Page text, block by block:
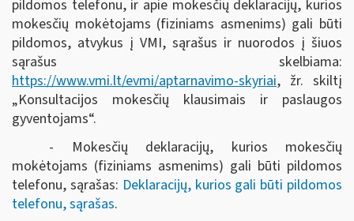
pildomos telefonu, ir apie mokesčių deklaracijų, kurios
mokesčių mokėtojams (fiziniams asmenims) gali būti
pildomos, atvykus į VMI, sąrašus ir nuorodos į šiuos
sąrašus skelbiama:
https://www.vmi.lt/evmi/aptarnavimo-skyriai, žr. skiltį
„Konsultacijos mokesčių klausimais ir paslaugos
gyventojams“.
- Mokesčių deklaracijų, kurios mokesčių
mokėtojams (fiziniams asmenims) gali būti pildomos
telefonu, sąrašas: Deklaracijų, kurios gali būti pildomos
telefonu, sąrašas.